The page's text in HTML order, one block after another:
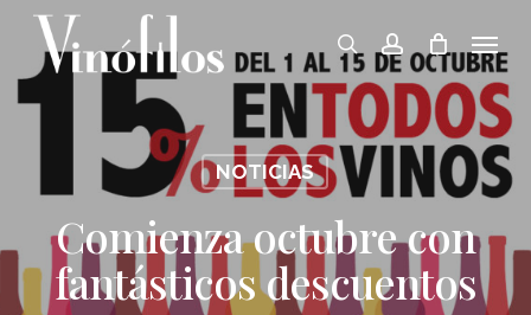
Skip
main
content
searchaccount
NOTICIAS
Comienza octubre con
fantásticos descuentos